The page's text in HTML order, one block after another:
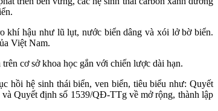
khí hậu như lũ lụt, nước biển dâng và xói lở bờ biển.
Việt Nam.
cơ sở khoa học gắn với chiến lược dài hạn.
hồi hệ sinh thái biển, ven biển, tiêu biểu như: Quyết
Quyết định số 1539/QĐ-TTg về mở rộng, thành lập